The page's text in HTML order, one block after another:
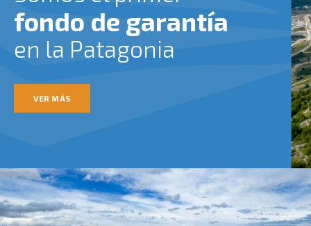
fondo de garantía
en la Patagonia
VER MÁS